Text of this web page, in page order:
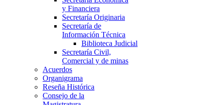
y Financiera
Secretaría Originaria
Secretaría de
Información Técnica
Biblioteca Judicial
Secretaría Civil,
Comercial y de minas
Acuerdos
Organigrama
Reseña Histórica
Consejo de la